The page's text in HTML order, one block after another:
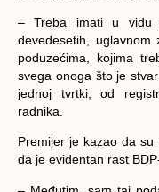
– Treba imati u vidu
devedesetih,
poduzećima, kojima
svega onoga što je
jednoj tvrtki, od
radnika.
Premijer je kazao da
da je evidentan rast